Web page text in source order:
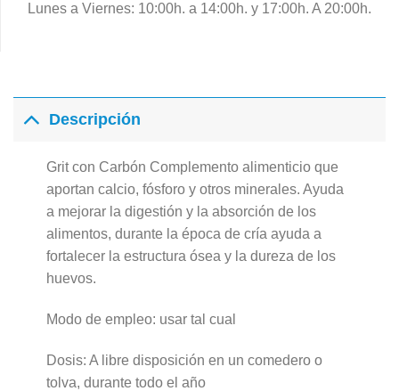
Lunes a Viernes: 10:00h. a 14:00h. y 17:00h. A 20:00h.
Descripción
Grit con Carbón Complemento alimenticio que
aportan calcio, fósforo y otros minerales. Ayuda
a mejorar la digestión y la absorción de los
alimentos, durante la época de cría ayuda a
fortalecer la estructura ósea y la dureza de los
huevos.
Modo de empleo: usar tal cual
Dosis: A libre disposición en un comedero o
tolva, durante todo el año